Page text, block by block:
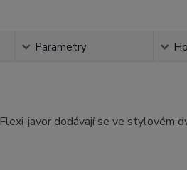
Parametry
javor dodávají se ve stylovém